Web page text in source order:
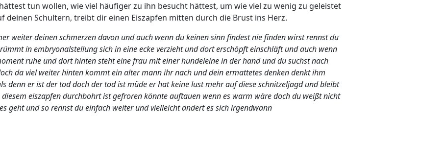
tun wollen, wie viel häufiger zu ihn besucht hättest, um wie viel zu wenig zu geleistet
deinen Schultern, treibt dir einen Eiszapfen mitten durch die Brust ins Herz.
weiter deinen schmerzen davon und auch wenn du keinen sinn findest nie finden wirst rennst du
in embryonalstellung sich in eine ecke verzieht und dort erschöpft einschläft und auch wenn
ruhe und dort hinten steht eine frau mit einer hundeleine in der hand und du suchst nach
da viel weiter hinten kommt ein alter mann ihr nach und dein ermattetes denken denkt ihm
denn er ist der tod doch der tod ist müde er hat keine lust mehr auf diese schnitzeljagd und bleibt
eiszapfen durchbohrt ist gefroren könnte auftauen wenn es warm wäre doch du weißt nicht
geht und so rennst du einfach weiter und vielleicht ändert es sich irgendwann